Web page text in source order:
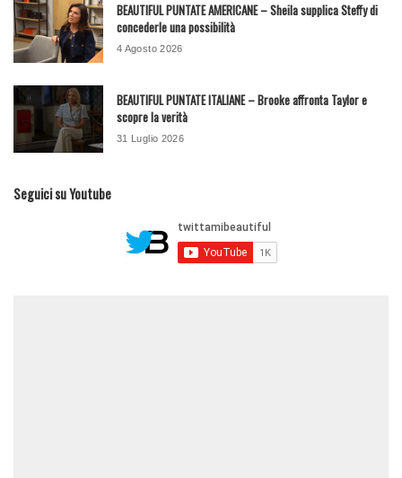
BEAUTIFUL PUNTATE AMERICANE – Sheila supplica Steffy di
concederle una possibilità
4 Agosto 2026
BEAUTIFUL PUNTATE ITALIANE – Brooke affronta Taylor e
scopre la verità
31 Luglio 2026
Seguici su Youtube